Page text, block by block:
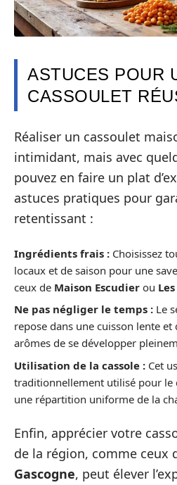
ASTUCES POUR
CASSOULET
Réaliser un cassoulet
intimidant, mais avec
pouvez en faire un plat
astuces pratiques pour
retentissant :
Ingrédients frais : Choisissez
locaux et de saison pour une
ceux de Maison Escudier ou
Ne pas négliger le temps : Le
repose dans une cuisson lente
arômes de se développer
Utilisation de la cassole : Cet
traditionnellement utilisé pour le
une répartition uniforme de la
Enfin, apprécier votre
de la région, comme ceux
Gascogne, peut élever